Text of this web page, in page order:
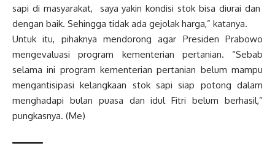
sapi di masyarakat, saya yakin kondisi stok bisa diurai dan
dengan baik. Sehingga tidak ada gejolak harga,” katanya.
Untuk itu, pihaknya mendorong agar Presiden Prabowo
mengevaluasi program kementerian pertanian. “Sebab
selama ini program kementerian pertanian belum mampu
mengantisipasi kelangkaan stok sapi siap potong dalam
menghadapi bulan puasa dan idul Fitri belum berhasil,”
pungkasnya. (Me)